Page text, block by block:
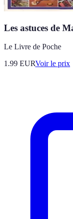
Les astuces de
Le Livre de Poche
1.99 EURVoir le prix